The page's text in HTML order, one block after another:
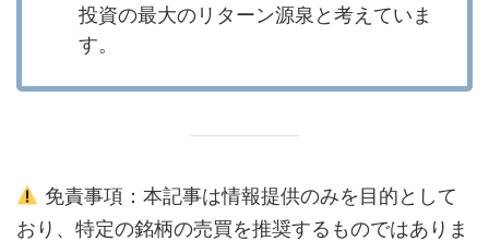
投資の最大のリターン源泉と考えていま
す。
免責事項：本記事は情報提供のみを目的として
おり、特定の銘柄の売買を推奨するものではありま